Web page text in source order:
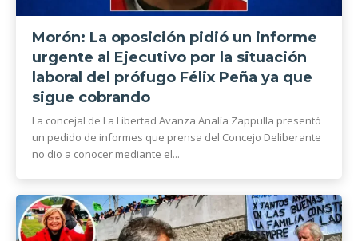
Morón: La oposición pidió un informe
urgente al Ejecutivo por la situación
laboral del prófugo Félix Peña ya que
sigue cobrando
La concejal de La Libertad Avanza Analía Zappulla presentó
un pedido de informes que prensa del Concejo Deliberante
no dio a conocer mediante el...